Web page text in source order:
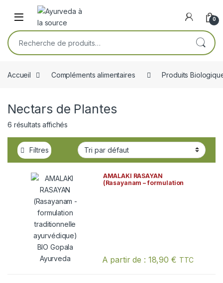
Skip to navigation
Skip to content
Open 0
Recherche pour :
Accueil Compléments alimentaires Produits
Nectars de Plantes
6 résultats affichés
Filtres
AMALAKI RASAYAN
(Rasayanam – formulation
A partir de : 18,90 € TTC
Ce produit a plusieurs variations.